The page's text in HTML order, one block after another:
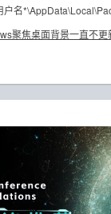
户名
聚焦桌面背景一直不